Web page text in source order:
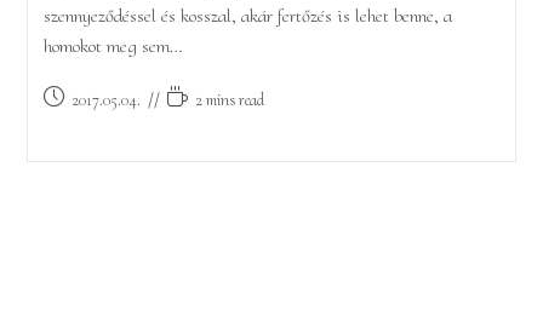
szennyeződéssel és kosszal, akár fertőzés is lehet benne, a
homokot meg sem…
Post 2017.05.04.
Reading2 mins read